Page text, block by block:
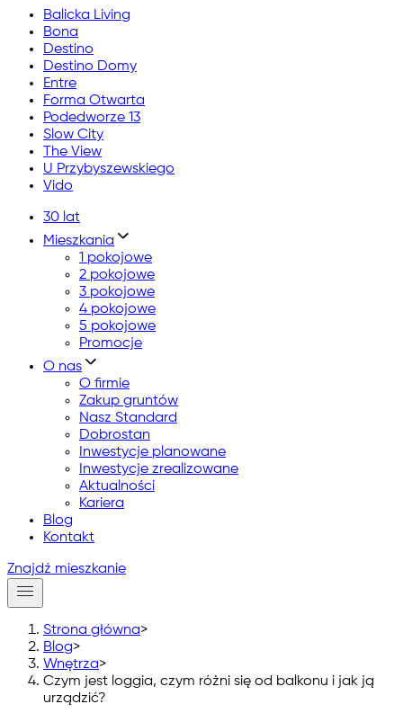
Balicka Living
Bona
Destino
Destino Domy
Entre
Forma Otwarta
Podedworze 13
Slow City
The View
U Przybyszewskiego
Vido
30 lat
Mieszkania
1 pokojowe
2 pokojowe
3 pokojowe
4 pokojowe
5 pokojowe
Promocje
O nas
O firmie
Zakup gruntów
Nasz Standard
Dobrostan
Inwestycje planowane
Inwestycje zrealizowane
Aktualności
Kariera
Blog
Kontakt
Znajdź mieszkanie
Strona główna>
Blog>
Wnętrza>
Czym jest loggia, czym różni się od balkonu i jak ją
urządzić?